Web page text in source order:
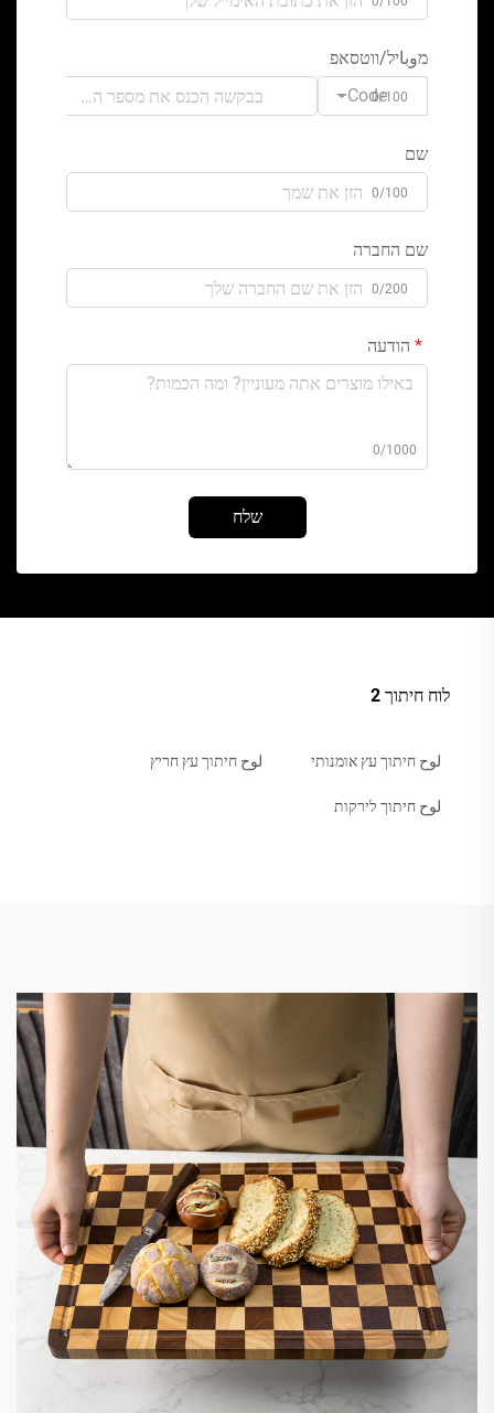
מوباיל/ווטסאפ
Code0/100
שם
0/100
שם החברה
0/200
הודעה
0/1000
שלח
לוח חיתוך 2
لوح חיתוך עץ אומנותי لوح חיתוך עץ חריץ
لوح חיתוך לירקות